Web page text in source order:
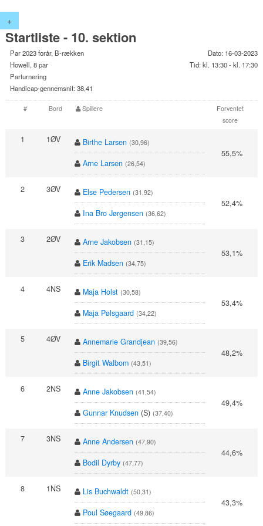
+
Startliste - 10. sektion
Par 2023 forår, B-rækken
Howell, 8 par
Parturnering
Handicap-gennemsnit: 38,41
Dato: 16-03-2023
Tid: kl. 13:30 - kl. 17:30
# Bord Spillere
Forventet
score
1 1ØV Birthe Larsen (30,96)
Arne Larsen (26,54)
55,5%
2 3ØV Else Pedersen (31,92)
Ina Bro Jørgensen (36,62)
52,4%
3 2ØV Arne Jakobsen (31,15)
Erik Madsen (34,75)
53,1%
4 4NS Maja Holst (30,58)
Maja Pølsgaard (34,22)
53,4%
5 4ØV Annemarie Grandjean (39,56)
Birgit Walbom (43,51)
48,2%
6 2NS Anne Jakobsen (41,54)
Gunnar Knudsen (S) (37,40)
49,4%
7 3NS Anne Andersen (47,90)
Bodil Dyrby (47,77)
44,6%
8 1NS Lis Buchwaldt (50,31)
Poul Søegaard (49,86)
43,3%